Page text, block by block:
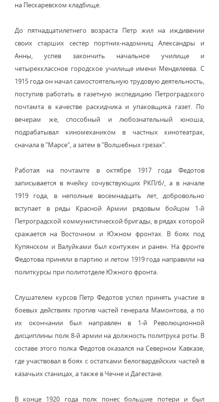
на Пескаревском кладбище.
До пятнадцатилетнего возраста Петр жил на иждивении
своих старших сестер портних-надомниц Александры и
Анны, успев закончить начальное училище и
четырехклассное городское училище имени Менделеева. С
1915 года он начал самостоятельную трудовую деятельность,
поступив работать в газетную экспедицию Петроградского
почтамта в качестве раскидчика и упаковщика газет. По
вечерам же, способный и любознательный юноша,
подрабатывал киномехаником в частных кинотеатрах,
сначала в "Марсе", а затем в "Волшебных грезах".
Работая на почтамте в октябре 1917 года Федотов
записывается в ячейку сочувствующих РКП/б/, а в начале
1919 года, в неполные восемнадцать лет, добровольно
вступает в ряды Красной Армии рядовым бойцом 1-й
Петроградской коммунистической бригады, в рядах которой
сражается на Восточном и Южном фронтах. В боях под
Купянском и Валуйками был контужен и ранен. На фронте
Федотова приняли в партию и летом 1919 года направили на
политкурсы при политотделе Южного фронта.
Слушателем курсов Петр Федотов успел принять участие в
боевых действиях против частей генерала Мамонтова, а по
их окончании был направлен в 1-й Революционной
дисциплины полк 8-й армии на должность политрука роты. В
составе этого полка Федотов оказался на Северном Кавказе,
где участвовал в боях с остатками белогвардейских частей в
казачьих станицах, а также в Чечне и Дагестане.
В конце 1920 года полк понес большие потери и был